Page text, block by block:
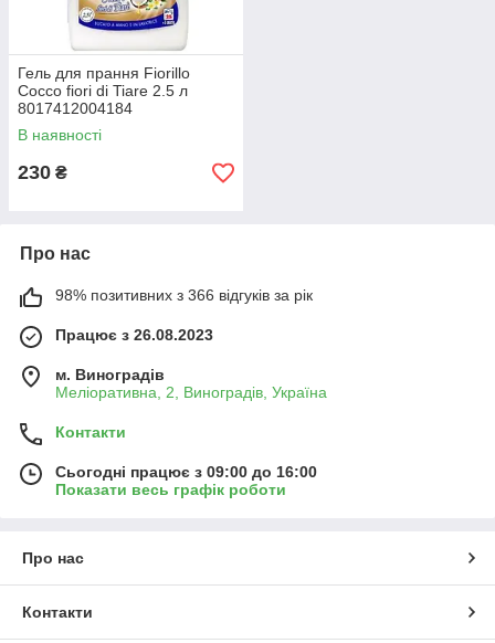
Гель для прання Fiorillo
Cocco fiori di Tiare 2.5 л
8017412004184
В наявності
230 ₴
Про нас
98% позитивних з 366 відгуків за рік
Працює з 26.08.2023
м. Виноградів
Меліоративна, 2, Виноградів, Україна
Контакти
Сьогодні працює з 09:00 до 16:00
Показати весь графік роботи
Про нас
Контакти